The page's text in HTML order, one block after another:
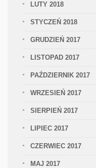
LUTY 2018
STYCZEŃ 2018
GRUDZIEŃ 2017
LISTOPAD 2017
PAŹDZIERNIK 2017
WRZESIEŃ 2017
SIERPIEŃ 2017
LIPIEC 2017
CZERWIEC 2017
MAJ 2017